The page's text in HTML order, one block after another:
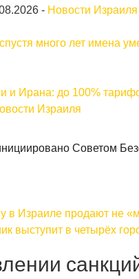
- Новости Израиля
много лет имена
Ирана: до 100%
Израиля
Советом
в Израиле продают не
выступит в четырёх